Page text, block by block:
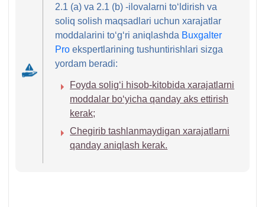
2.1 (a) va 2.1 (b) -ilovalarni toʻldirish va
soliq solish maqsadlari uchun хarajatlar
moddalarini toʻgʻri aniqlashda Buxgalter
Pro ekspertlarining tushuntirishlari sizga
yordam beradi:
Foyda soligʻi hisob-kitobida хarajatlarni
moddalar boʻyicha qanday aks ettirish
kerak;
Chegirib tashlanmaydigan хarajatlarni
qanday aniqlash kerak.